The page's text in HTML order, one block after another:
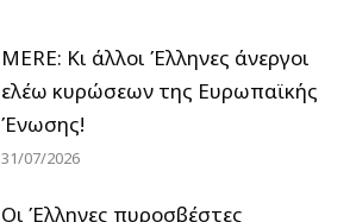
MERE: Κι άλλοι Έλληνες άνεργοι
ελέω κυρώσεων της Ευρωπαϊκής
Ένωσης!
31/07/2026
Οι Έλληνες πυροσβέστες